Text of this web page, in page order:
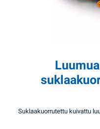
Suklaakuorrutettu kuivattu